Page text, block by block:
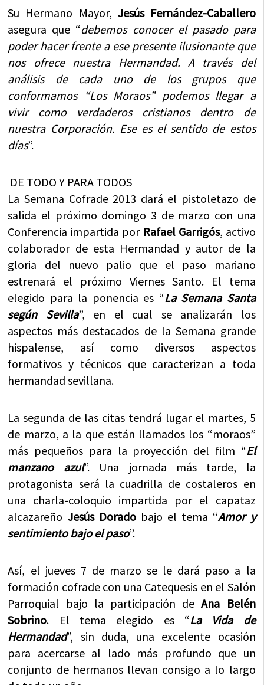
Su Hermano Mayor, Jesús Fernández-Caballero
asegura que “debemos conocer el pasado para
poder hacer frente a ese presente ilusionante que
nos ofrece nuestra Hermandad. A través del
análisis de cada uno de los grupos que
conformamos “Los Moraos” podemos llegar a
vivir como verdaderos cristianos dentro de
nuestra Corporación. Ese es el sentido de estos
días”.
DE TODO Y PARA TODOS
La Semana Cofrade 2013 dará el pistoletazo de
salida el próximo domingo 3 de marzo con una
Conferencia impartida por Rafael Garrigós, activo
colaborador de esta Hermandad y autor de la
gloria del nuevo palio que el paso mariano
estrenará el próximo Viernes Santo. El tema
elegido para la ponencia es “La Semana Santa
según Sevilla”, en el cual se analizarán los
aspectos más destacados de la Semana grande
hispalense, así como diversos aspectos
formativos y técnicos que caracterizan a toda
hermandad sevillana.
La segunda de las citas tendrá lugar el martes, 5
de marzo, a la que están llamados los “moraos”
más pequeños para la proyección del film “El
manzano azul”. Una jornada más tarde, la
protagonista será la cuadrilla de costaleros en
una charla-coloquio impartida por el capataz
alcazareño Jesús Doradobajo el tema “Amor y
sentimiento bajo el paso”.
Así, el jueves 7 de marzo se le dará paso a la
formación cofrade con una Catequesis en el Salón
Parroquial bajo la participación deAna Belén
Sobrino. El tema elegido es “La Vida de
Hermandad”, sin duda, una excelente ocasión
para acercarse al lado más profundo que un
conjunto de hermanos llevan consigo a lo largo